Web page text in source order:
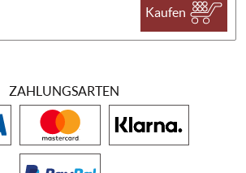
Kaufen
ZAHLUNGSARTEN